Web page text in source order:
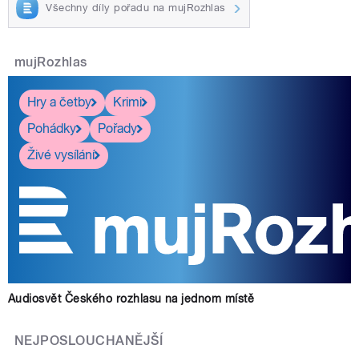
Všechny díly pořadu na mujRozhlas
mujRozhlas
Hry a četby
Krimi
Pohádky
Pořady
Živé vysílání
Audiosvět Českého rozhlasu na jednom místě
NEJPOSLOUCHANĚJŠÍ